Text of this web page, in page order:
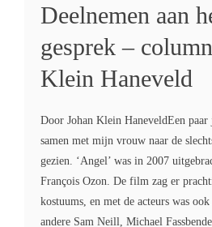
Deelnemen aan
gesprek –
Klein Haneveld
Door Johan Klein HaneveldEen paar
samen met mijn vrouw naar de
gezien. ‘Angel’ was in 2007
François Ozon. De film zag er
kostuums, en met de acteurs was
andere Sam Neill, Michael